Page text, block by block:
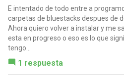
E intentado de todo entre a
carpetas de bluestacks despues de
Ahora quiero volver a instalar y me
esta en progreso o eso es lo que
tengo...
1 respuesta